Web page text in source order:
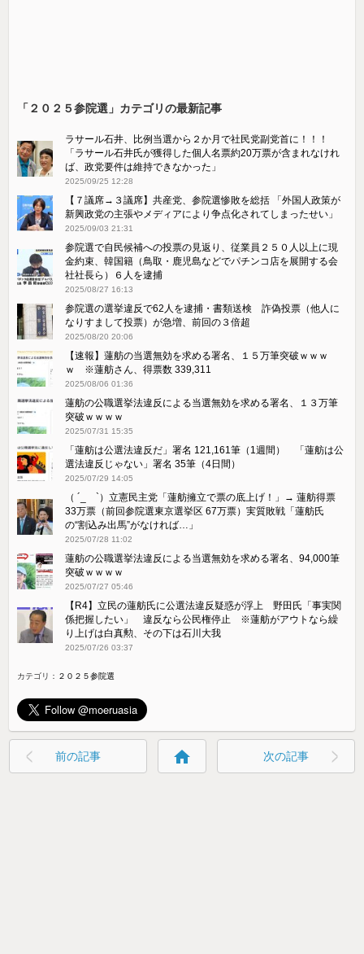
「２０２５参院選」カテゴリの最新記事
ラサール石井、比例当選から２か月で社民党副党首に！！！
「ラサール石井氏が獲得した個人名票約20万票が含まれなけれ
ば、政党要件は維持できなかった」
2025/09/25 12:28
【７議席→３議席】共産党、参院選惨敗を総括 「外国人政策が
新興政党の主張やメディアにより争点化されてしまったせい」
2025/09/03 21:31
参院選で自民候補への投票の見返り、従業員２５０人以上に現
金約束、韓国籍（鳥取・鹿児島などでパチンコ店を展開する会
社社長ら）６人を逮捕
2025/08/27 16:13
参院選の選挙違反で62人を逮捕・書類送検 詐偽投票（他人に
なりすまして投票）が急増、前回の３倍超
2025/08/20 20:06
【速報】蓮舫の当選無効を求める署名、１５万筆突破ｗｗｗ
ｗ ※蓮舫さん、得票数 339,311
2025/08/06 01:36
蓮舫の公職選挙法違反による当選無効を求める署名、１３万筆
突破ｗｗｗｗ
2025/07/31 15:35
「蓮舫は公選法違反だ」署名 121,161筆（1週間） 「蓮舫は公
選法違反じゃない」署名 35筆（4日間）
2025/07/29 14:05
（ ´_ゝ`）立憲民主党「蓮舫擁立で票の底上げ！」→ 蓮舫得票
33万票（前回参院選東京選挙区 67万票）実質敗戦「蓮舫氏
の“割込み出馬”がなければ…」
2025/07/28 11:02
蓮舫の公職選挙法違反による当選無効を求める署名、94,000筆
突破ｗｗｗｗ
2025/07/27 05:46
【R4】立民の蓮舫氏に公選法違反疑惑が浮上 野田氏「事実関
係把握したい」 違反なら公民権停止 ※蓮舫がアウトなら繰
り上げは白真勲、その下は石川大我
2025/07/26 03:37
カテゴリ： ２０２５参院選
前の記事 home 次の記事